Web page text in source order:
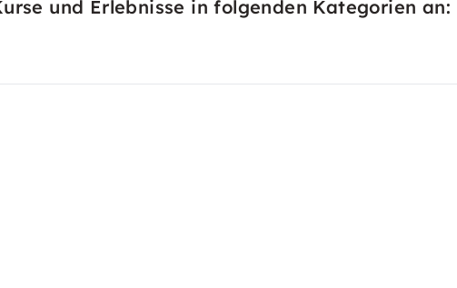
und Erlebnisse in folgenden Kategorien an: